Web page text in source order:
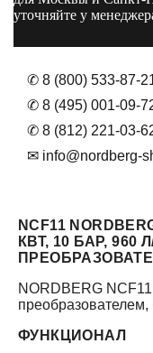
уточняйте у
✆ 8 (800) 533-87-
✆ 8 (495) 001-09-
✆ 8 (812) 221-03-
✉ info@nordberg-
NCF11
КВТ, 10 БАР,
NORDBERG
преобразователем,
ФУНКЦИОНАЛ